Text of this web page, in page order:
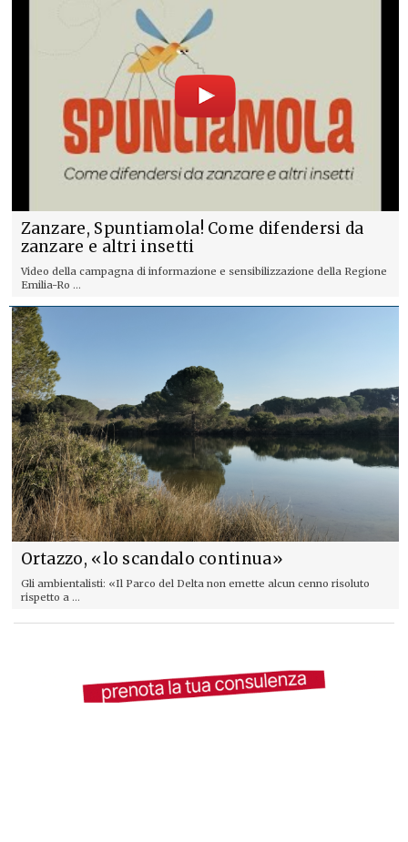
Zanzare, Spuntiamola! Come difendersi da
zanzare e altri insetti
Video della campagna di informazione e sensibilizzazione della Regione
Emilia-Ro ...
Ortazzo, «lo scandalo continua»
Gli ambientalisti: «Il Parco del Delta non emette alcun cenno risoluto
rispetto a ...